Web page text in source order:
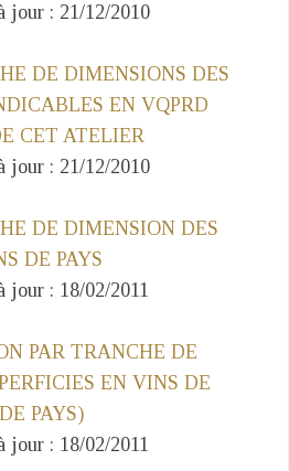
jour : 21/12/2010
DE DIMENSIONS DES
EN VQPRD
CET ATELIER
jour : 21/12/2010
DE DIMENSION DES
DE PAYS
jour : 18/02/2011
PAR TRANCHE DE
EN VINS DE
PAYS)
jour : 18/02/2011